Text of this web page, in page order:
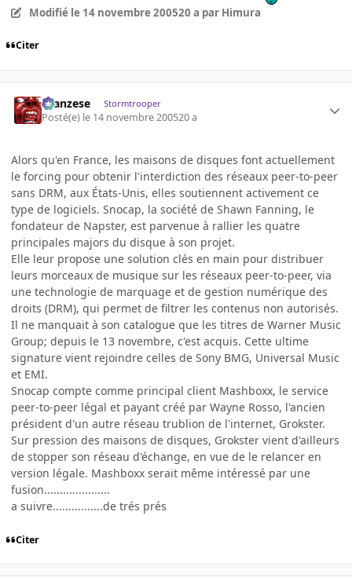
Modifié le 14 novembre 200520 a par Himura
Citer
ilcanzese Stormtrooper
Posté(e) le 14 novembre 200520 a
Alors qu'en France, les maisons de disques font actuellement
le forcing pour obtenir l'interdiction des réseaux peer-to-peer
sans DRM, aux États-Unis, elles soutiennent activement ce
type de logiciels. Snocap, la société de Shawn Fanning, le
fondateur de Napster, est parvenue à rallier les quatre
principales majors du disque à son projet.
Elle leur propose une solution clés en main pour distribuer
leurs morceaux de musique sur les réseaux peer-to-peer, via
une technologie de marquage et de gestion numérique des
droits (DRM), qui permet de filtrer les contenus non autorisés.
Il ne manquait à son catalogue que les titres de Warner Music
Group; depuis le 13 novembre, c'est acquis. Cette ultime
signature vient rejoindre celles de Sony BMG, Universal Music
et EMI.
Snocap compte comme principal client Mashboxx, le service
peer-to-peer légal et payant créé par Wayne Rosso, l'ancien
président d'un autre réseau trublion de l'internet, Grokster.
Sur pression des maisons de disques, Grokster vient d'ailleurs
de stopper son réseau d'échange, en vue de le relancer en
version légale. Mashboxx serait même intéressé par une
fusion.....................
a suivre................de trés prés
Citer